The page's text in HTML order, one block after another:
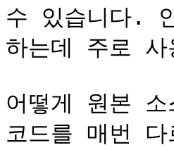
수 있습니다.
하는데 주로 사
어떻게 원본
코드를 매번